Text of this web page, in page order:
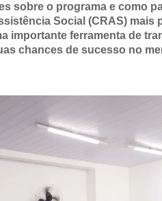
sobre o programa e como
Social (CRAS) mais
importante ferramenta de
chances de sucesso no